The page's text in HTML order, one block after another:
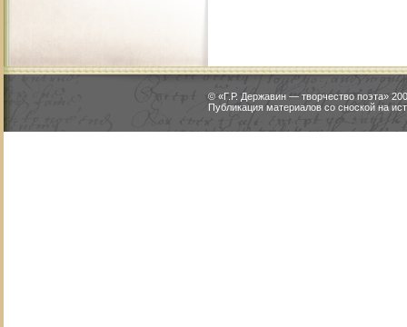
© «Г.Р. Державин — творчество поэта»
Публикация материалов со сноской на